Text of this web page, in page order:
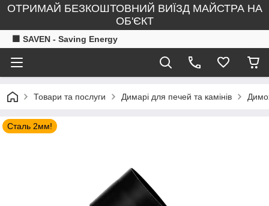
ОТРИМАЙ БЕЗКОШТОВНИЙ ВИЇЗД МАЙСТРА НА
ОБ'ЄКТ
🟧 SAVEN - Saving Energy
Товари та послуги Димарі для печей та камінів
Сталь 2мм!